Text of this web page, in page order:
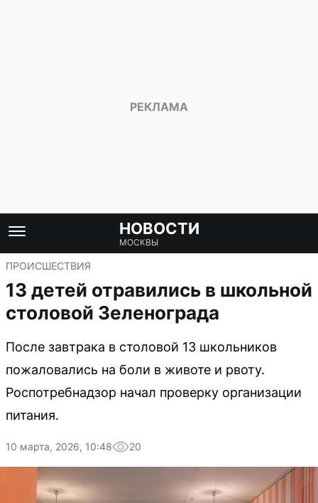
НОВОСТИ
МОСКВЫ
ПРОИСШЕСТВИЯ
13 детей отравились в школьной
столовой Зеленограда
После завтрака в столовой 13 школьников
пожаловались на боли в животе и рвоту.
Роспотребнадзор начал проверку организации
питания.
10 марта, 2026, 10:48 20